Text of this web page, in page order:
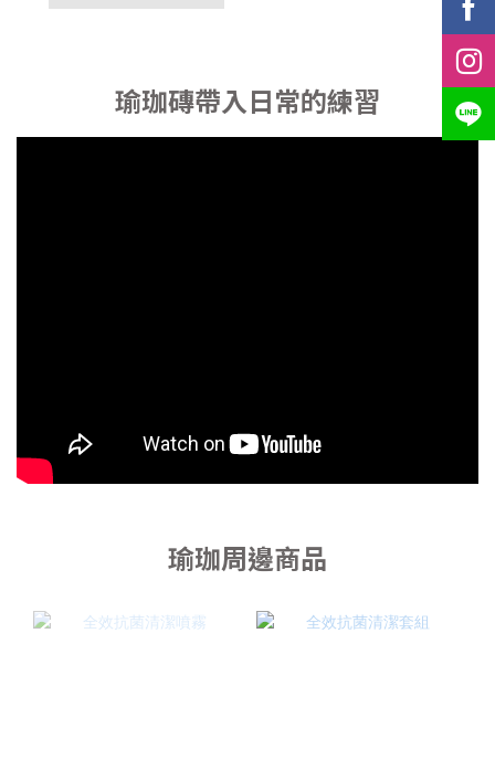
瑜珈磚帶入日常的練習
瑜珈周邊商品